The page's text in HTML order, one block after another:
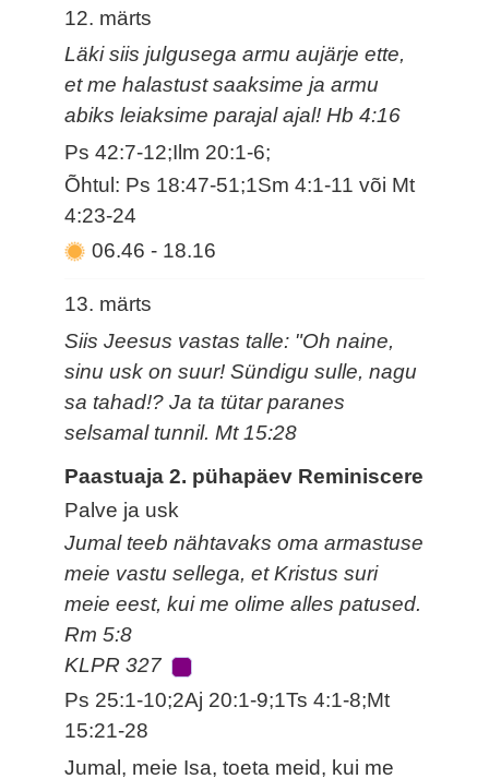
12. märts
Läki siis julgusega armu aujärje ette,
et me halastust saaksime ja armu
abiks leiaksime parajal ajal! Hb 4:16
Ps 42:7-12;Ilm 20:1-6;
Õhtul: Ps 18:47-51;1Sm 4:1-11 või Mt
4:23-24
06.46- 18.16
13. märts
Siis Jeesus vastas talle: "Oh naine,
sinu usk on suur! Sündigu sulle, nagu
sa tahad!? Ja ta tütar paranes
selsamal tunnil. Mt 15:28
Paastuaja 2. pühapäev Reminiscere
Palve ja usk
Jumal teeb nähtavaks oma armastuse
meie vastu sellega, et Kristus suri
meie eest, kui me olime alles patused.
Rm 5:8
KLPR 327
Ps 25:1-10;2Aj 20:1-9;1Ts 4:1-8;Mt
15:21-28
Jumal, meie Isa, toeta meid, kui me